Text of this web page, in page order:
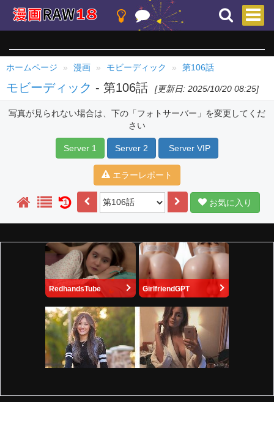
ホームページ 漫画 モビーディック 第106話
モビーディック - 第106話 [更新日: 2025/10/20 08:25]
写真が見られない場合は、下の「フォトサーバー」を変更してくだ
さい
Server 1 Server 2 Server VIP
エラーレポート
1 お気に入り